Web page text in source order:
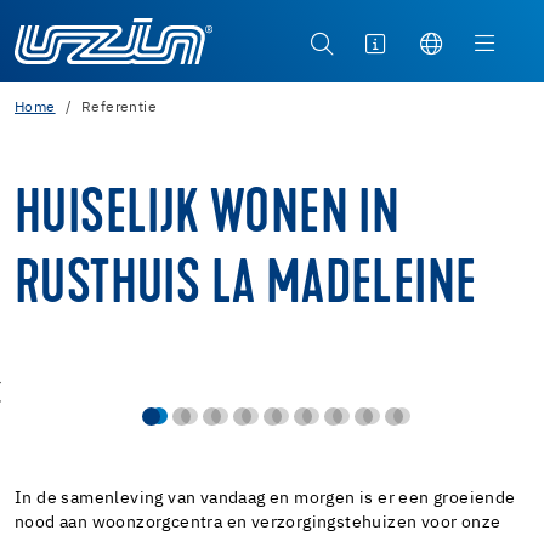
Home Referentie
HUISELIJK WONEN IN
RUSTHUIS LA MADELEINE
In de samenleving van vandaag en morgen is er een groeiende
nood aan woonzorgcentra en verzorgingstehuizen voor onze